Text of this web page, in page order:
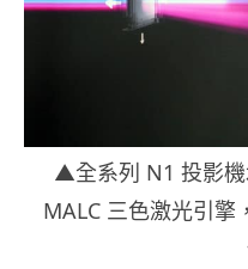
▲全系列 N1 投影
MALC 三色激光引擎